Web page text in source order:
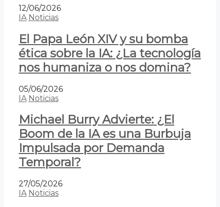
12/06/2026
IA Noticias
El Papa León XIV y su bomba
ética sobre la IA: ¿La tecnología
nos humaniza o nos domina?
05/06/2026
IA Noticias
Michael Burry Advierte: ¿El
Boom de la IA es una Burbuja
Impulsada por Demanda
Temporal?
27/05/2026
IA Noticias